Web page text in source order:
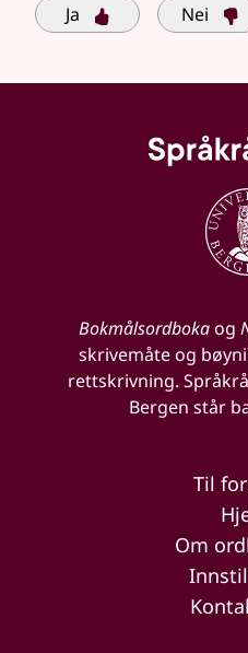
Ja Nei
Bokmålsordbokaog
skrivemåte og
rettskrivning.
Bergen står
Til
Om